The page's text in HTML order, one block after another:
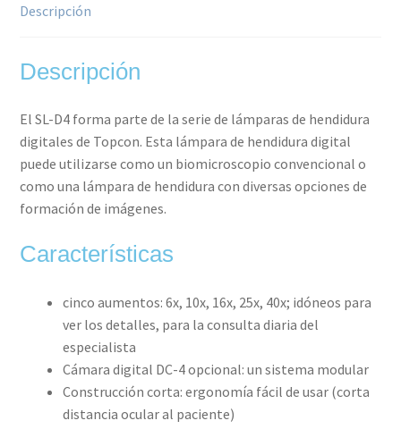
Descripción
Descripción
El SL-D4 forma parte de la serie de lámparas de hendidura
digitales de Topcon. Esta lámpara de hendidura digital
puede utilizarse como un biomicroscopio convencional o
como una lámpara de hendidura con diversas opciones de
formación de imágenes.
Características
cinco aumentos: 6x, 10x, 16x, 25x, 40x; idóneos para
ver los detalles, para la consulta diaria del
especialista
Cámara digital DC-4 opcional: un sistema modular
Construcción corta: ergonomía fácil de usar (corta
distancia ocular al paciente)